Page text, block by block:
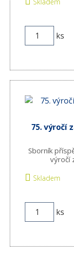
ks
75. výročí
Sborník
výročí
Skladem
ks